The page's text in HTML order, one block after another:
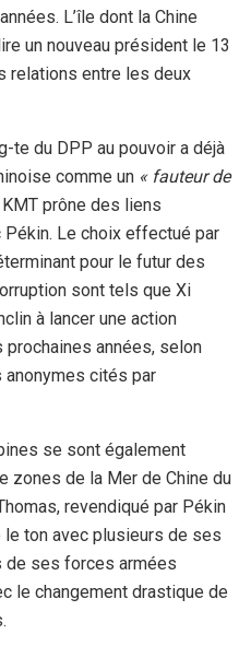
L’île dont la Chine
un nouveau président le 13
relations entre les deux
te du DPP au pouvoir a déjà
comme un « fauteur de
prône des liens
Le choix effectué par
pour le futur des
sont tels que Xi
à lancer une action
prochaines années, selon
cités par
se sont également
zones de la Mer de Chine du
revendiqué par Pékin
le ton avec plusieurs de ses
ses forces armées
le changement drastique de